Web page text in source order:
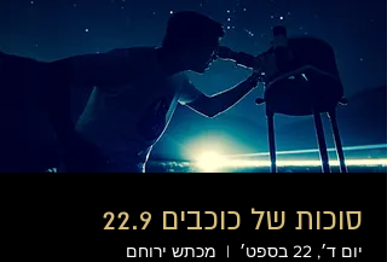
סוכות של כוכבים 22.9
יום ד׳, 22 בספט׳
  |
מכתש ירוחם